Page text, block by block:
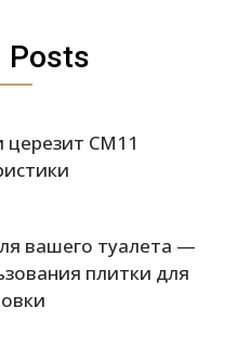
Posts
церезит СМ11
вашего туалета —
плитки для